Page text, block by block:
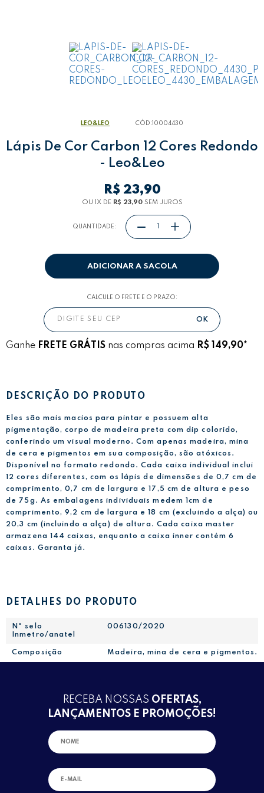
LEO&LEO CÓD: 10004430
Lápis De Cor Carbon 12 Cores Redondo
- Leo&Leo
R$ 23,90
OU 1XDE R$ 23,90SEM JUROS
QUANTIDADE:
ADICIONAR A SACOLA
CALCULE O FRETE E O PRAZO:
Ganhe FRETE GRÁTIS nas compras acima R$ 149,90*
DESCRIÇÃO DO PRODUTO
Eles são mais macios para pintar e possuem alta
pigmentação, corpo de madeira preta com dip colorido,
conferindo um visual moderno. Com apenas madeira, mina
de cera e pigmentos em sua composição, são atóxicos.
Disponível no formato redondo. Cada caixa individual inclui
12 cores diferentes, com os lápis de dimensões de 0,7 cm de
comprimento, 0,7 cm de largura e 17,5 cm de altura e peso
de 75g. As embalagens individuais medem 1cm de
comprimento, 9,2 cm de largura e 18 cm (excluindo a alça) ou
20,3 cm (incluindo a alça) de altura. Cada caixa master
armazena 144 caixas, enquanto a caixa inner contém 6
caixas. Garanta já.
DETALHES DO PRODUTO
Nº selo
Inmetro/anatel
006130/2020
Composição Madeira, mina de cera e pigmentos.
RECEBA NOSSAS OFERTAS,
LANÇAMENTOS E PROMOÇÕES!